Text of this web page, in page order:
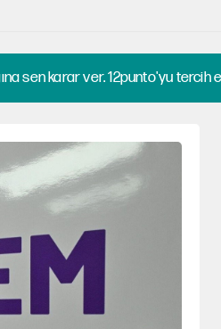
sen karar ver. 12punto'yu tercih